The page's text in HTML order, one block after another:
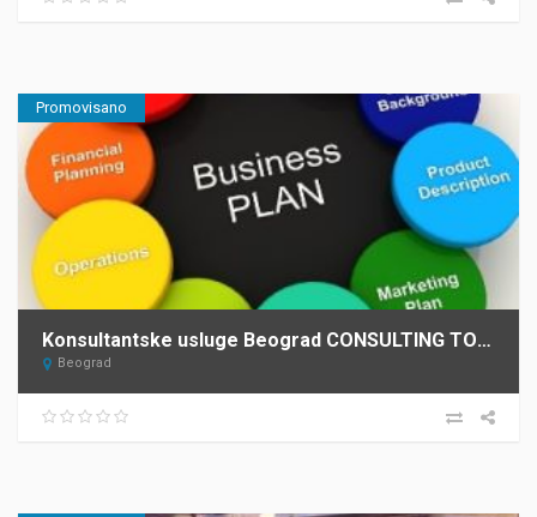
Promovisano
Konsultantske usluge Beograd CONSULTING TOURISM DEVELOPMENT – C.T.D. 3
Beograd